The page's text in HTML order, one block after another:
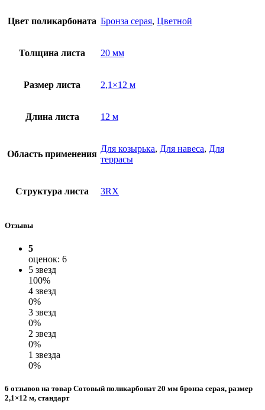
Цвет поликарбоната Бронза серая, Цветной
Толщина листа 20 мм
Размер листа 2,1×12 м
Длина листа 12 м
Область применения
Для козырька, Для навеса, Для
террасы
Структура листа 3RX
Отзывы
5
оценок: 6
5 звезд
100%
4 звезд
0%
3 звезд
0%
2 звезд
0%
1 звезда
0%
6 отзывов на товар Сотовый поликарбонат 20 мм бронза серая, размер
2,1×12 м, стандарт